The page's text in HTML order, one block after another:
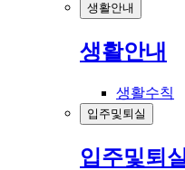
생활안내
생활안내
생활수칙
입주및퇴실
입주및퇴실